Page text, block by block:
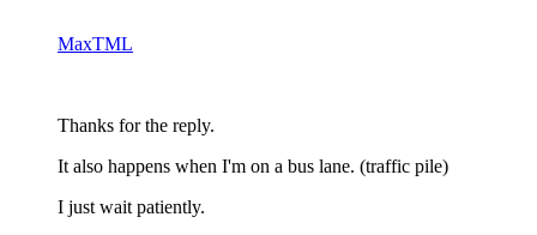
MaxTML
Thanks for the reply.
It also happens when I'm on a bus lane. (traffic pile)
I just wait patiently.